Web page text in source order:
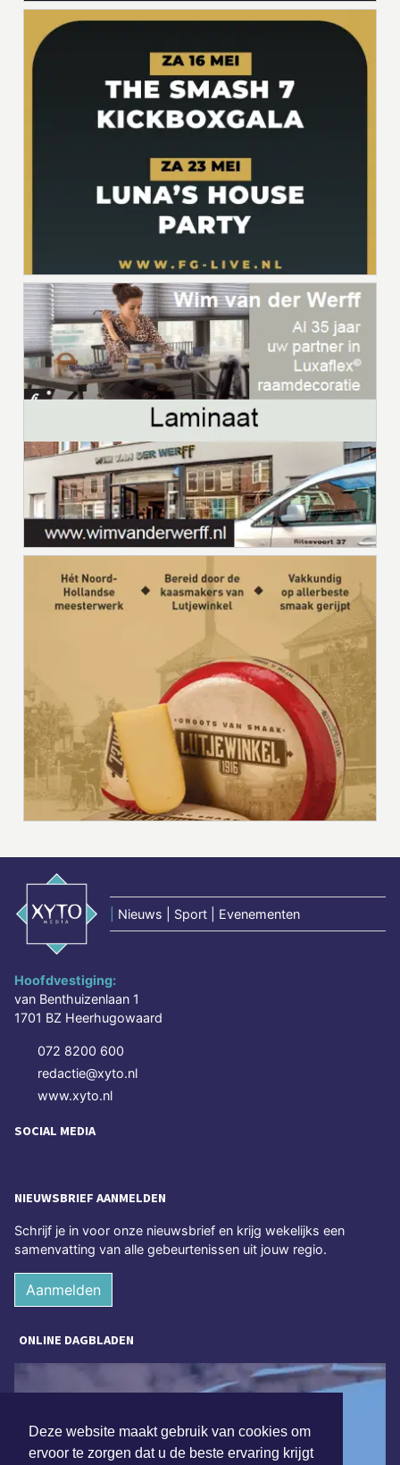
Deze website maakt gebruik van cookies om
ervoor te zorgen dat u de beste ervaring krijgt
Nieuws | Sport | Evenementen
Hoofdvestiging:
van Benthuizenlaan 1
1701 BZ Heerhugowaard
072 8200 600
redactie@xyto.nl
www.xyto.nl
SOCIAL MEDIA
NIEUWSBRIEF AANMELDEN
Schrijf je in voor onze nieuwsbrief en krijg wekelijks een
samenvatting van alle gebeurtenissen uit jouw regio.
Aanmelden
ONLINE DAGBLADEN